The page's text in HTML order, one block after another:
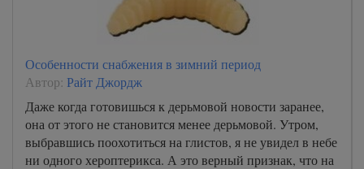
Особенности снабжения в зимний период
Автор: Райт Джордж
Даже когда готовишься к дерьмовой новости заранее,
она от этого не становится менее дерьмовой. Утром,
выбравшись поохотиться на глистов, я не увидел в небе
ни одного хероптерикса. А это верный признак, что на